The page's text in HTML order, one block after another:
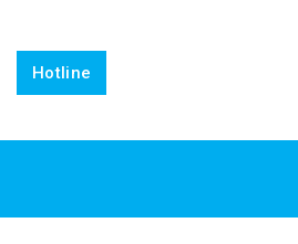
Horology for
Horology Why Replica Watches
Hotline